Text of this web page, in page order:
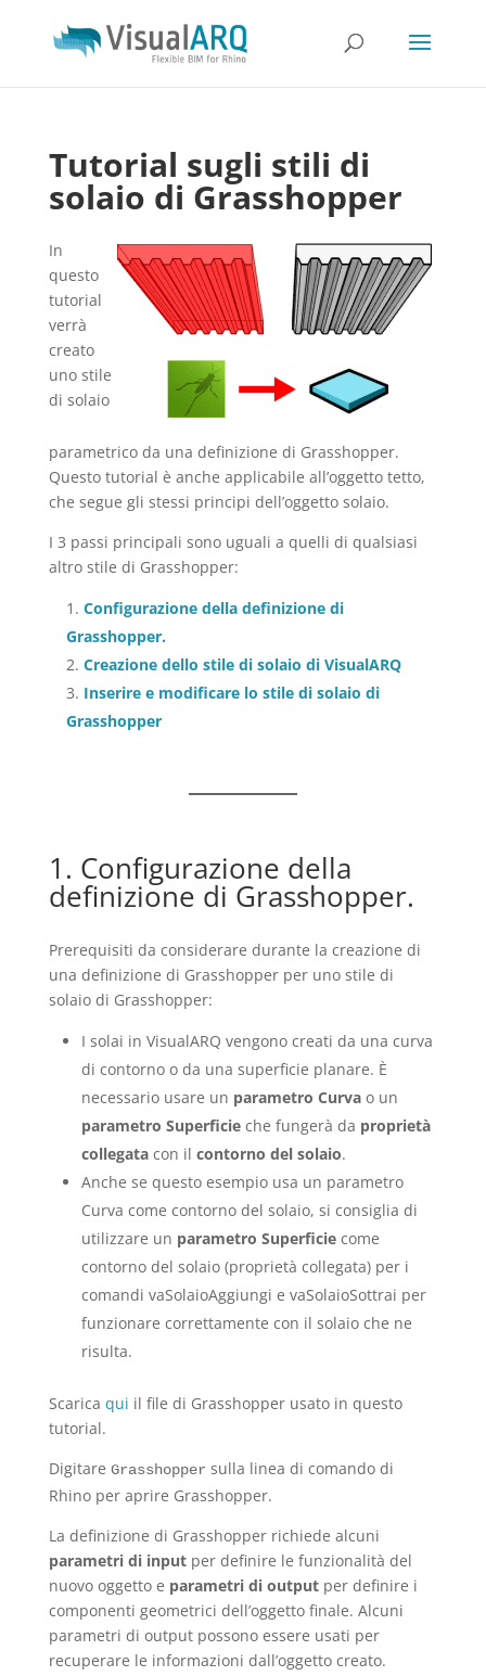
Tutorial sugli stili di
solaio di Grasshopper
In
questo
tutorial
verrà
creato
uno stile
di solaio
parametrico da una definizione di Grasshopper.
Questo tutorial è anche applicabile all’oggetto tetto,
che segue gli stessi principi dell’oggetto solaio.
I 3 passi principali sono uguali a quelli di qualsiasi
altro stile di Grasshopper:
Configurazione della definizione di
Grasshopper.
Creazione dello stile di solaio di VisualARQ
Inserire e modificare lo stile di solaio di
Grasshopper
1. Configurazione della
definizione di Grasshopper.
Prerequisiti da considerare durante la creazione di
una definizione di Grasshopper per uno stile di
solaio di Grasshopper:
I solai in VisualARQ vengono creati da una curva
di contorno o da una superficie planare. È
necessario usare un parametro Curvao un
parametro Superficieche fungerà da proprietà
collegatacon il contorno del solaio.
Anche se questo esempio usa un parametro
Curva come contorno del solaio, si consiglia di
utilizzare un parametro Superficiecome
contorno del solaio (proprietà collegata) per i
comandi vaSolaioAggiungi e vaSolaioSottrai per
funzionare correttamente con il solaio che ne
risulta.
Scarica qui il file di Grasshopper usato in questo
tutorial.
Digitare Grasshopper sulla linea di comando di
Rhino per aprire Grasshopper.
La definizione di Grasshopper richiede alcuni
parametri di inputper definire le funzionalità del
nuovo oggetto e parametri di outputper definire i
componenti geometrici dell’oggetto finale. Alcuni
parametri di output possono essere usati per
recuperare le informazioni dall’oggetto creato.